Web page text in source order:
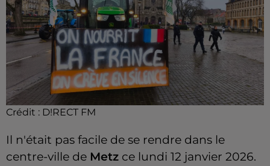
Crédit : D!RECT FM
Il n'était pas facile de se rendre dans le
centre-ville de Metz ce lundi 12 janvier 2026.